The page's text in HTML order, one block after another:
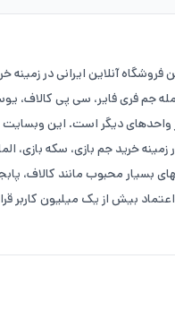
فروشگاه آنلاین ایرانی در زمینه
جمله جم فری فایر، سی پی کالاف،
واحدهای دیگر است. این
زمینه خرید جم بازی، سکه بازی،
بسیار محبوب مانند کالاف،
بیش از یک میلیون کاربر